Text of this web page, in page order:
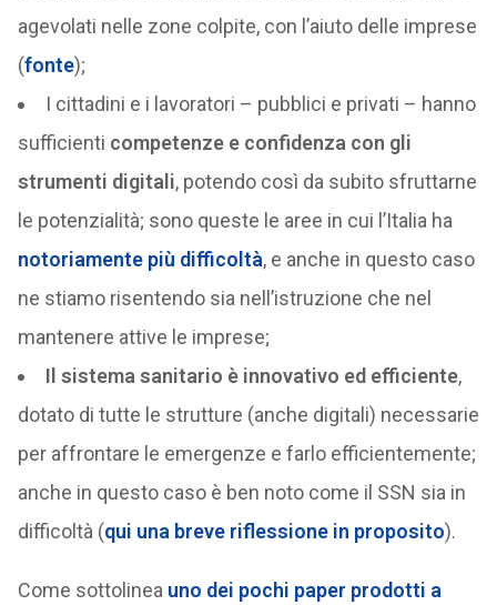
agevolati nelle zone colpite, con l’aiuto delle imprese
(fonte);
I cittadini e i lavoratori – pubblici e privati – hanno
sufficienti competenze e confidenza con gli
strumenti digitali, potendo così da subito sfruttarne
le potenzialità; sono queste le aree in cui l’Italia ha
notoriamente più difficoltà, e anche in questo caso
ne stiamo risentendo sia nell’istruzione che nel
mantenere attive le imprese;
Il sistema sanitario è innovativo ed efficiente,
dotato di tutte le strutture (anche digitali) necessarie
per affrontare le emergenze e farlo efficientemente;
anche in questo caso è ben noto come il SSN sia in
difficoltà (qui una breve riflessione in proposito).
Come sottolinea uno dei pochi paper prodotti a